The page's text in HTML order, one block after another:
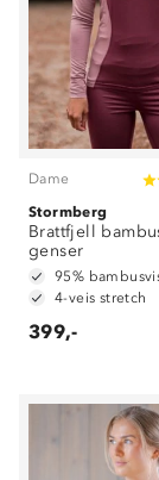
Dame
Stormberg
Brattfjell
genser
4-veis stretch
399,-